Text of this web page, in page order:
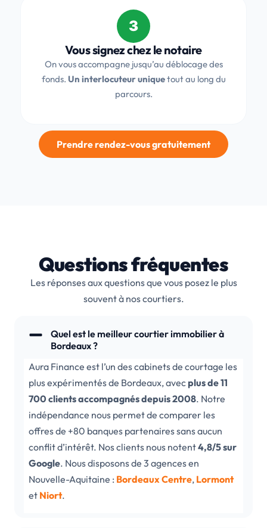
3
Vous signez chez le notaire
On vous accompagne jusqu’au déblocage des
fonds. Un interlocuteur uniquetout au long du
parcours.
Prendre rendez-vous gratuitement
Questions fréquentes
Les réponses aux questions que vous posez le plus
souvent à nos courtiers.
Quel est le meilleur courtier immobilier à
Bordeaux ?
Aura Finance est l’un des cabinets de courtage les
plus expérimentés de Bordeaux, avecplus de 11
700 clients accompagnés depuis 2008. Notre
indépendance nous permet de comparer les
offres de +80 banques partenaires sans aucun
conflit d’intérêt. Nos clients nous notent4,8/5 sur
Google. Nous disposons de 3 agences en
Nouvelle-Aquitaine : Bordeaux Centre, Lormont
et Niort.